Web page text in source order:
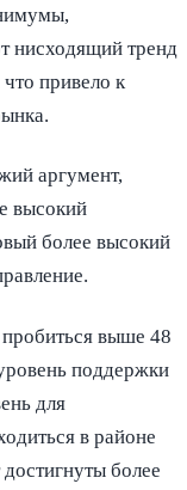
нисходящий тренд
привело к
аргумент,
высокий
более высокий
выше 48
поддержки
для
в районе
более